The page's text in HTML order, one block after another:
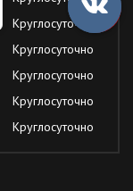
Круглосуточно
Круглосуточно
Круглосуточно
Круглосуточно
Круглосуточно